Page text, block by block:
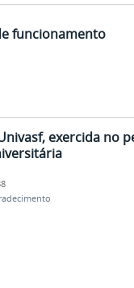
funcionamento
exercida no